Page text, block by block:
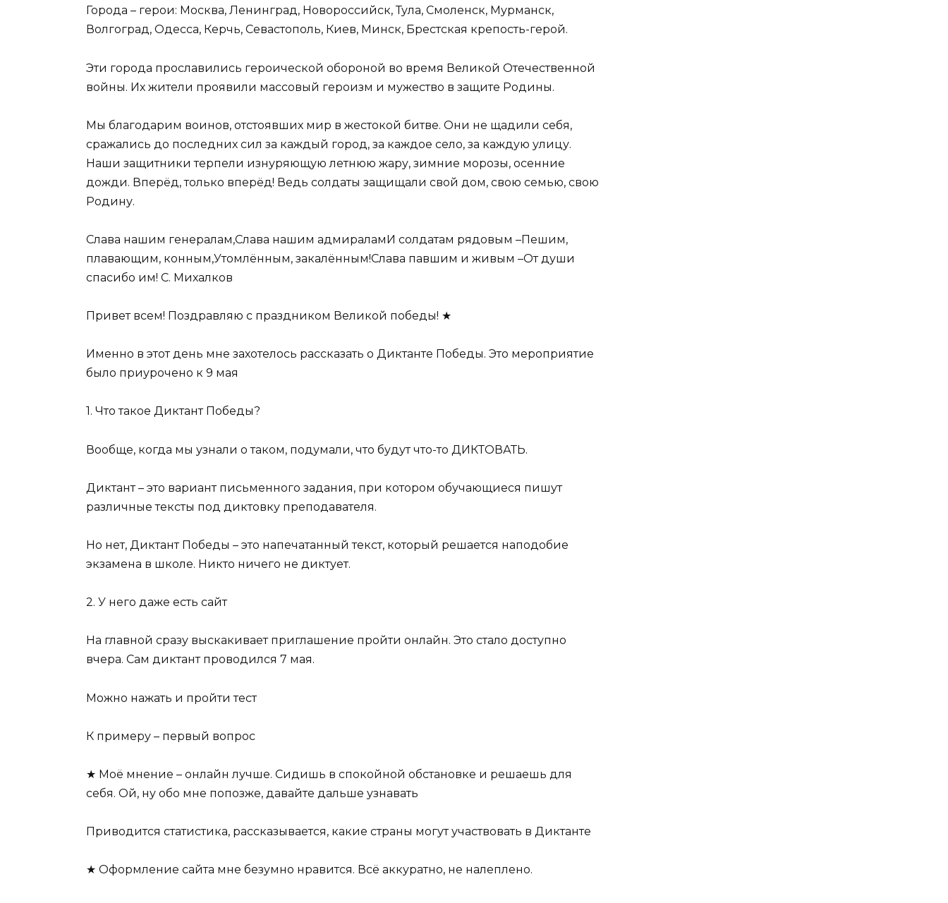
Города – герои: Москва, Ленинград, Новороссийск, Тула, Смоленск, Мурманск,
Волгоград, Одесса, Керчь, Севастополь, Киев, Минск, Брестская крепость-герой.
Эти города прославились героической обороной во время Великой Отечественной
войны. Их жители проявили массовый героизм и мужество в защите Родины.
Мы благодарим воинов, отстоявших мир в жестокой битве. Они не щадили себя,
сражались до последних сил за каждый город, за каждое село, за каждую улицу.
Наши защитники терпели изнуряющую летнюю жару, зимние морозы, осенние
дожди. Вперёд, только вперёд! Ведь солдаты защищали свой дом, свою семью, свою
Родину.
Слава нашим генералам,Слава нашим адмираламИ солдатам рядовым –Пешим,
плавающим, конным,Утомлённым, закалённым!Слава павшим и живым –От души
спасибо им! С. Михалков
Привет всем! Поздравляю с праздником Великой победы! ★
Именно в этот день мне захотелось рассказать о Диктанте Победы. Это мероприятие
было приурочено к 9 мая
1. Что такое Диктант Победы?
Вообще, когда мы узнали о таком, подумали, что будут что-то ДИКТОВАТЬ.
Диктант – это вариант письменного задания, при котором обучающиеся пишут
различные тексты под диктовку преподавателя.
Но нет, Диктант Победы – это напечатанный текст, который решается наподобие
экзамена в школе. Никто ничего не диктует.
2. У него даже есть сайт
На главной сразу выскакивает приглашение пройти онлайн. Это стало доступно
вчера. Сам диктант проводился 7 мая.
Можно нажать и пройти тест
К примеру – первый вопрос
★ Моё мнение – онлайн лучше. Сидишь в спокойной обстановке и решаешь для
себя. Ой, ну обо мне попозже, давайте дальше узнавать
Приводится статистика, рассказывается, какие страны могут участвовать в Диктанте
★ Оформление сайта мне безумно нравится. Всё аккуратно, не налеплено.